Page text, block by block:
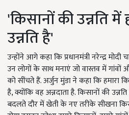
'किसानों की उन्नति
उन्नति है'
उन्होंने आगे कहा कि प्रधानमंत्री नरेन्‍द्र
उन लोगों के साथ मनाएं जो वास्तव में
को सींचते हैं. अर्जुन मुंडा ने कहा कि हमारा
है, क्योंकि वह अन्नदाता है. किसानों की
बदलते दौर में खेती के नए तरीके सीखना